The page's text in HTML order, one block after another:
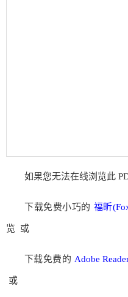
如果您无法在线浏览此
下载免费小巧的 福昕
览 或
下载免费的 Adobe
或